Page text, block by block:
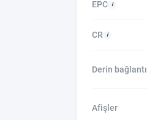
EPC
CR
Derin bağlantı
Afişler